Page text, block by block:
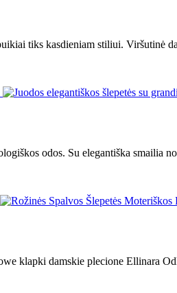
tiks kasdieniam stiliui. Viršutinė
odos. Su elegantiška smailia
klapki damskie plecione Ellinara